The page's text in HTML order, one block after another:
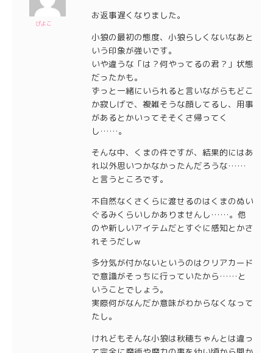
ぴよこ
お返事遅くなりました。
小狼の最初の態度、小狼らしくないなあと
いう印象が強いです。
いや違うな「は？何やってるの君？」状態
だったかも。
ずっと一緒にいられると言いながらもどこ
か寂しげで、複雑そうな顔してるし、用事
があるとかいってそそくさ帰ってく
し……。
そんな中、くまの件ですが、結果的にはあ
れ以外思いつかなかったんだろうな……
と言うところです。
不自然なくさくらに渡せるのはくまのぬい
ぐるみくらいしかありませんし……。他
のや新しいアイテムだとすぐに感知とかさ
れそうだしw
多分気が付かないというのはクリアカード
で意識がそっちに行っていたから……と
いうことでしょう。
実際何がなんだか意味がわからなくなって
たし。
けれどもそんな小狼は秋穂ちゃんとは違っ